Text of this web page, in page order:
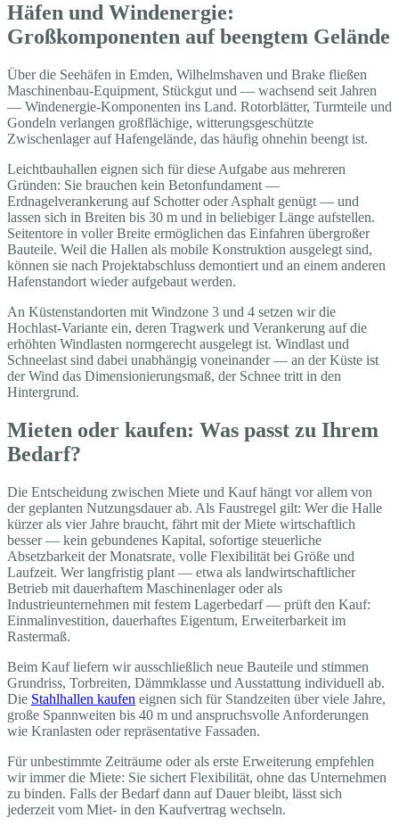
Häfen und Windenergie:
Großkomponenten auf beengtem Gelände
Über die Seehäfen in Emden, Wilhelmshaven und Brake fließen
Maschinenbau-Equipment, Stückgut und — wachsend seit Jahren
— Windenergie-Komponenten ins Land. Rotorblätter, Turmteile und
Gondeln verlangen großflächige, witterungsgeschützte
Zwischenlager auf Hafengelände, das häufig ohnehin beengt ist.
Leichtbauhallen eignen sich für diese Aufgabe aus mehreren
Gründen: Sie brauchen kein Betonfundament —
Erdnagelverankerung auf Schotter oder Asphalt genügt — und
lassen sich in Breiten bis 30 m und in beliebiger Länge aufstellen.
Seitentore in voller Breite ermöglichen das Einfahren übergroßer
Bauteile. Weil die Hallen als mobile Konstruktion ausgelegt sind,
können sie nach Projektabschluss demontiert und an einem anderen
Hafenstandort wieder aufgebaut werden.
An Küstenstandorten mit Windzone 3 und 4 setzen wir die
Hochlast-Variante ein, deren Tragwerk und Verankerung auf die
erhöhten Windlasten normgerecht ausgelegt ist. Windlast und
Schneelast sind dabei unabhängig voneinander — an der Küste ist
der Wind das Dimensionierungsmaß, der Schnee tritt in den
Hintergrund.
Mieten oder kaufen: Was passt zu Ihrem
Bedarf?
Die Entscheidung zwischen Miete und Kauf hängt vor allem von
der geplanten Nutzungsdauer ab. Als Faustregel gilt: Wer die Halle
kürzer als vier Jahre braucht, fährt mit der Miete wirtschaftlich
besser — kein gebundenes Kapital, sofortige steuerliche
Absetzbarkeit der Monatsrate, volle Flexibilität bei Größe und
Laufzeit. Wer langfristig plant — etwa als landwirtschaftlicher
Betrieb mit dauerhaftem Maschinenlager oder als
Industrieunternehmen mit festem Lagerbedarf — prüft den Kauf:
Einmalinvestition, dauerhaftes Eigentum, Erweiterbarkeit im
Rastermaß.
Beim Kauf liefern wir ausschließlich neue Bauteile und stimmen
Grundriss, Torbreiten, Dämmklasse und Ausstattung individuell ab.
Die Stahlhallen kaufen eignen sich für Standzeiten über viele Jahre,
große Spannweiten bis 40 m und anspruchsvolle Anforderungen
wie Kranlasten oder repräsentative Fassaden.
Für unbestimmte Zeiträume oder als erste Erweiterung empfehlen
wir immer die Miete: Sie sichert Flexibilität, ohne das Unternehmen
zu binden. Falls der Bedarf dann auf Dauer bleibt, lässt sich
jederzeit vom Miet- in den Kaufvertrag wechseln.